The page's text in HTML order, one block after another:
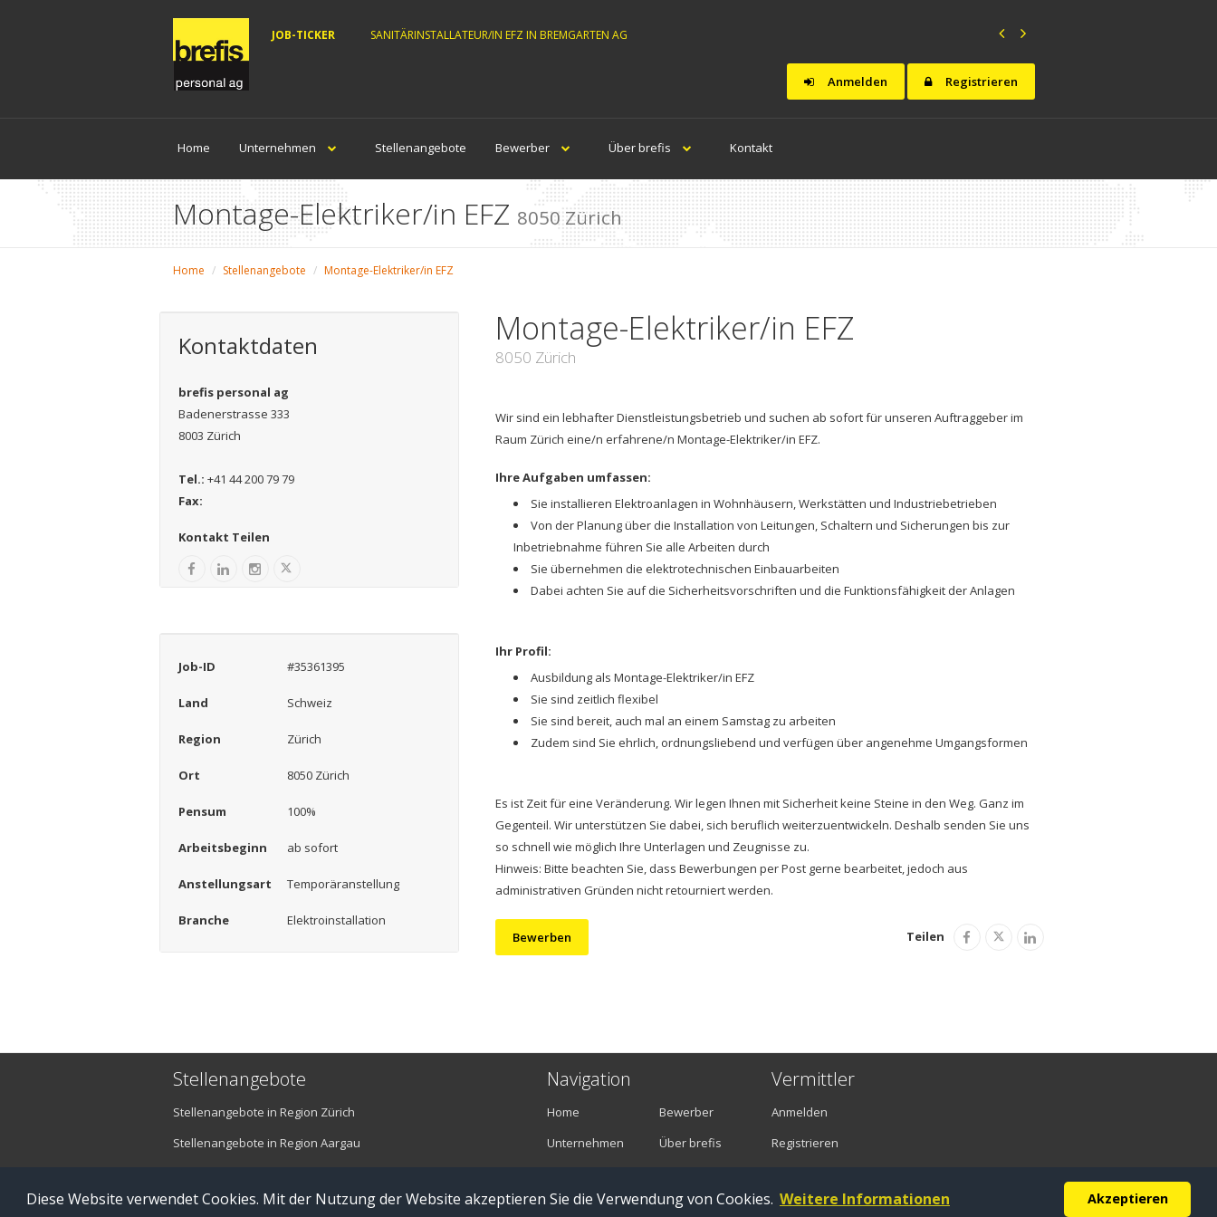
Diese Website verwendet Cookies. Mit der Nutzung der Website akzeptieren Sie die Verwendung von Cookies. Weitere Informationen Akzeptieren
JOB-TICKER SANITÄRINSTALLATEUR/IN EFZ IN BREMGARTEN AG
Anmelden Registrieren
Home Unternehmen Stellenangebote Bewerber Über brefis Kontakt
Montage-Elektriker/in EFZ 8050 Zürich
Home Stellenangebote Montage-Elektriker/in EFZ
Kontaktdaten
brefis personal ag
Badenerstrasse 333
8003 Zürich
Tel.: +41 44 200 79 79
Fax:
Kontakt Teilen
Job-ID #35361395
Land Schweiz
Region Zürich
Ort 8050 Zürich
Pensum 100%
Arbeitsbeginn ab sofort
Anstellungsart Temporäranstellung
Branche Elektroinstallation
Montage-Elektriker/in EFZ
8050 Zürich
Wir sind ein lebhafter Dienstleistungsbetrieb und suchen ab sofort für unseren Auftraggeber im
Raum Zürich eine/n erfahrene/n Montage-Elektriker/in EFZ.
Ihre Aufgaben umfassen:
Sie installieren Elektroanlagen in Wohnhäusern, Werkstätten und Industriebetrieben
Von der Planung über die Installation von Leitungen, Schaltern und Sicherungen bis zur
Inbetriebnahme führen Sie alle Arbeiten durch
Sie übernehmen die elektrotechnischen Einbauarbeiten
Dabei achten Sie auf die Sicherheitsvorschriften und die Funktionsfähigkeit der Anlagen
Ihr Profil:
Ausbildung als Montage-Elektriker/in EFZ
Sie sind zeitlich flexibel
Sie sind bereit, auch mal an einem Samstag zu arbeiten
Zudem sind Sie ehrlich, ordnungsliebend und verfügen über angenehme Umgangsformen
Es ist Zeit für eine Veränderung. Wir legen Ihnen mit Sicherheit keine Steine in den Weg. Ganz im
Gegenteil. Wir unterstützen Sie dabei, sich beruflich weiterzuentwickeln. Deshalb senden Sie uns
so schnell wie möglich Ihre Unterlagen und Zeugnisse zu.
Hinweis: Bitte beachten Sie, dass Bewerbungen per Post gerne bearbeitet, jedoch aus
administrativen Gründen nicht retourniert werden.
Bewerben Teilen
Stellenangebote
Stellenangebote in Region Zürich
Stellenangebote in Region Aargau
Navigation
Home
Unternehmen
Bewerber
Über brefis
Vermittler
Anmelden
Registrieren